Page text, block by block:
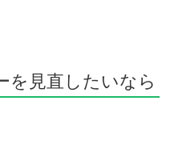
を見直したいなら